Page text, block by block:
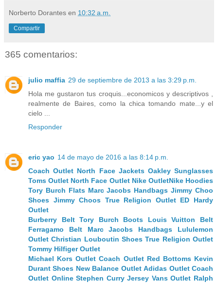
Norberto Dorantes en 10:32 a.m.
Compartir
365 comentarios:
julio maffia 29 de septiembre de 2013 a las 3:29 p.m.
Hola me gustaron tus croquis...economicos y descriptivos ,
realmente de Baires, como la chica tomando mate...y el
cielo ...
Responder
eric yao 14 de mayo de 2016 a las 8:14 p.m.
Coach Outlet North Face Jackets Oakley Sunglasses
Toms Outlet North Face Outlet Nike OutletNike Hoodies
Tory Burch Flats Marc Jacobs Handbags Jimmy Choo
Shoes Jimmy Choos True Religion Outlet ED Hardy
Outlet
Burberry Belt Tory Burch Boots
Louis Vuitton Belt
Ferragamo Belt
Marc Jacobs Handbags
Lululemon
Outlet Christian Louboutin Shoes True Religion Outlet
Tommy Hilfiger Outlet
Michael Kors Outlet Coach Outlet Red Bottoms Kevin
Durant Shoes New Balance Outlet Adidas Outlet Coach
Outlet Online Stephen Curry Jersey Vans Outlet Ralph